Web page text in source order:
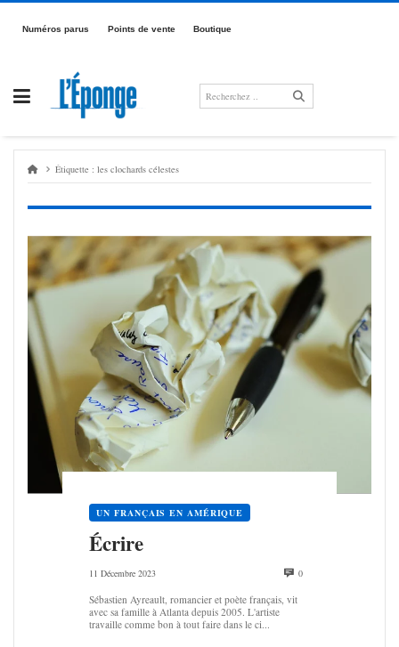
Passer
contenuNumé­­­ros parus Points de vente Boutique
Étiquette : les clochards célestes
UN FRANÇAIS EN AMÉRIQUE
Écrire
11 Décembre 2023 0
Sébastien Ayreault, romancier et poète français, vit
avec sa famille à Atlanta depuis 2005. L'artiste
travaille comme bon à tout faire dans le ci...